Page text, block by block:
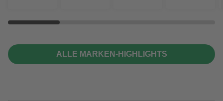
ALLE MARKEN-HIGHLIGHTS